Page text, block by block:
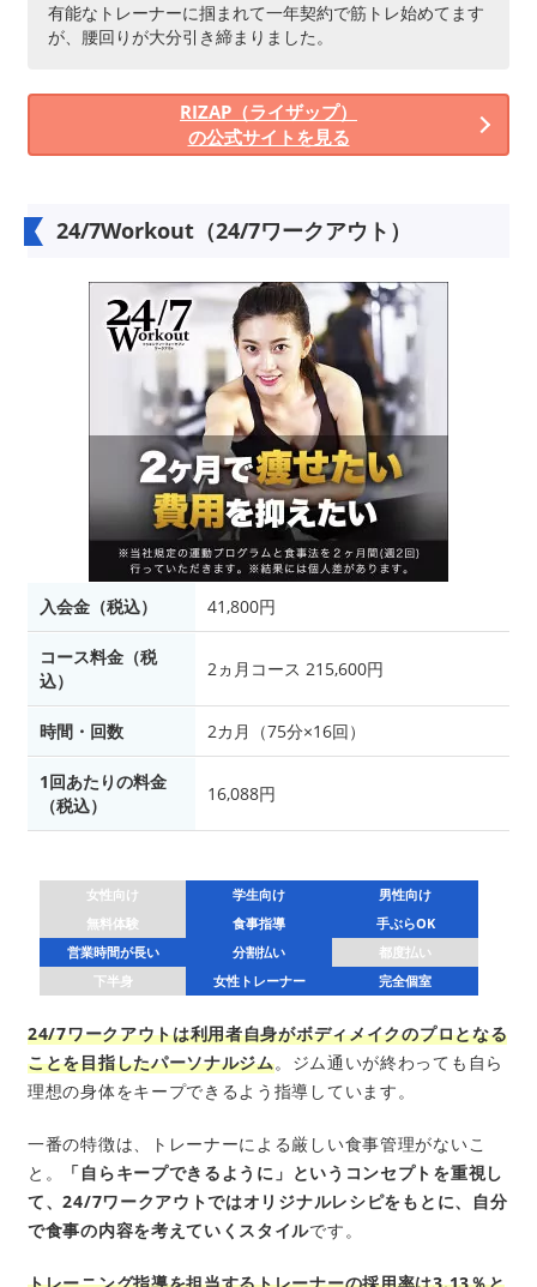
有能なトレーナーに掴まれて一年契約で筋トレ始めてます
が、腰回りが大分引き締まりました。
RIZAP（ライザップ）
の公式サイトを見る
24/7Workout（24/7ワークアウト）
入会金（税込） 41,800円
コース料金（税
込）
2ヵ月コース 215,600円
時間・回数 2カ月（75分×16回）
1回あたりの料金
（税込）
16,088円
女性向け 学生向け
男性向け
無料体験
食事指導
手ぶらOK
営業時間が長い
分割払い
都度払い
下半身
女性トレーナー 完全個室
24/7ワークアウトは利用者自身がボディメイクのプロとなる
ことを目指したパーソナルジム。ジム通いが終わっても自ら
理想の身体をキープできるよう指導しています。
一番の特徴は、トレーナーによる厳しい食事管理がないこ
と。
「自らキープできるように」というコンセプトを重視し
て、24/7ワークアウトではオリジナルレシピをもとに、自分
で食事の内容を考えていくスタイルです。